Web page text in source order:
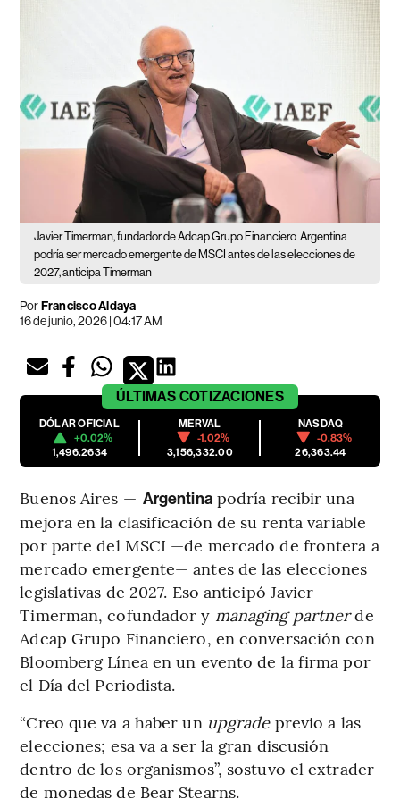
Javier Timerman, fundador de Adcap Grupo Financiero Argentina
podría ser mercado emergente de MSCI antes de las elecciones de
2027, anticipa Timerman
PorFrancisco Aldaya
16 de junio, 2026 | 04:17 AM
ÚLTIMAS COTIZACIONES
DÓLAR OFICIAL
+0.02%
1,496.2634
MERVAL
-1.02%
3,156,332.00
NASDAQ
-0.83%
26,363.44
Buenos Aires — Argentina podría recibir una
mejora en la clasificación de su renta variable
por parte del MSCI —de mercado de frontera a
mercado emergente— antes de las elecciones
legislativas de 2027. Eso anticipó Javier
Timerman, cofundador y managing partnerde
Adcap Grupo Financiero, en conversación con
Bloomberg Línea en un evento de la firma por
el Día del Periodista.
“Creo que va a haber un upgrade previo a las
elecciones; esa va a ser la gran discusión
dentro de los organismos”, sostuvo el extrader
de monedas de Bear Stearns.